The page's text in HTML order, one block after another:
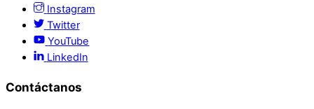
Instagram
Twitter
YouTube
LinkedIn
Contáctanos